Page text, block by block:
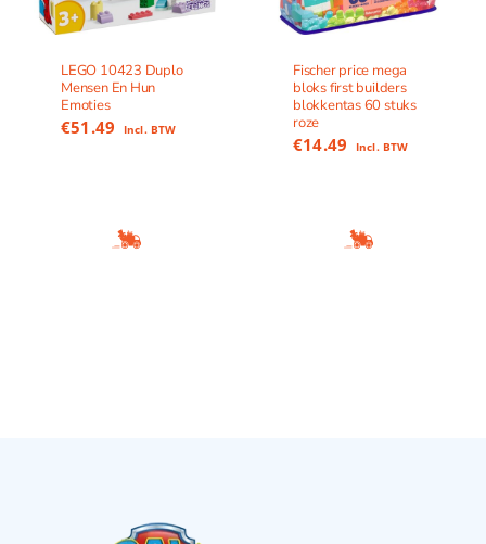
LEGO 10423 Duplo
Mensen En Hun
Emoties
€51.49 Incl. BTW
Fischer price mega
bloks first builders
blokkentas 60 stuks
roze
€14.49 Incl. BTW